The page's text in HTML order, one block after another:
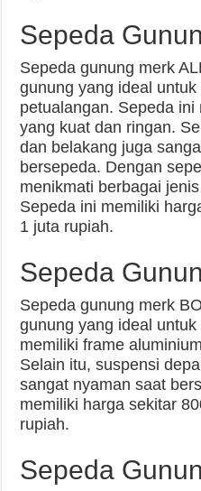
Sepeda
Sepeda gunung merk
gunung yang ideal
petualangan. Sepeda
yang kuat dan ringan.
dan belakang juga
bersepeda. Dengan
menikmati berbagai
Sepeda ini memiliki
1 juta rupiah.
Sepeda
Sepeda gunung merk
gunung yang ideal
memiliki frame
Selain itu, suspensi
sangat nyaman saat
memiliki harga sekitar
rupiah.
Sepeda